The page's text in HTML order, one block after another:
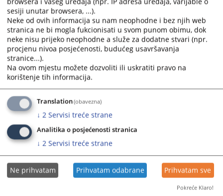
a
date.
Press
the
question
mark
key
to
the
keyboard
shortcuts
for
changing
dates.
date.
Press
the
question
mark
key
changing
1 - 1 / 1
1
sesiji unutar browsera, ...).
Neke od ovih informacija su nam neophodne i bez njih web
stranica ne bi mogla fukcionisati u svom punom obimu, dok
neke nisu prijeko neophodne a služe za dodatne stvari (npr.
procjenu nivoa posjećenosti, budućeg usavršavanja
stranice...).
Na ovom mjestu možete dozvoliti ili uskratiti pravo na
korištenje tih informacija.
Translation(obavezna)
↓ 2 Servisi treće strane
Analitika o posjećenosti stranica
↓ 2 Servisi treće strane
Ne prihvatam Prihvatam odabrane Prihvatam sve
Pokreće Klaro!